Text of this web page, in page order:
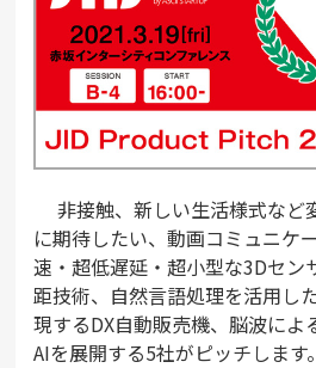
非接触、新しい生活様式など
に期待したい、動画コミュニケ
速・超低遅延・超小型な3Dセン
距技術、自然言語処理を活用し
現するDX自動販売機、脳波によ
AIを展開する5社がピッチします。